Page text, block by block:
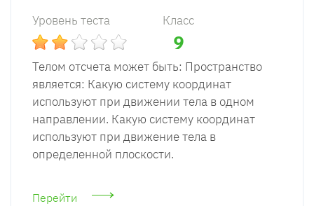
Уровень теста Класс
9
Телом отсчета может быть: Пространство
является: Какую систему координат
используют при движении тела в одном
направлении. Какую систему координат
используют при движение тела в
определенной плоскости.
Перейти